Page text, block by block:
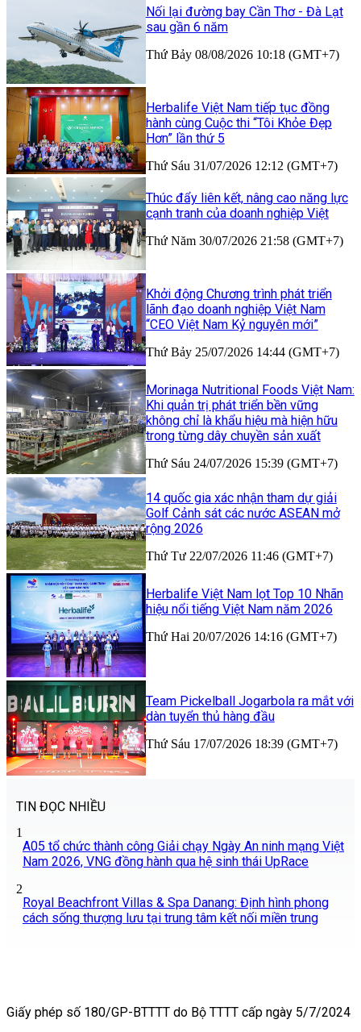
Nối lại đường bay Cần Thơ - Đà Lạt
sau gần 6 năm
Thứ Bảy 08/08/2026 10:18 (GMT+7)
Herbalife Việt Nam tiếp tục đồng
hành cùng Cuộc thi “Tôi Khỏe Đẹp
Hơn” lần thứ 5
Thứ Sáu 31/07/2026 12:12 (GMT+7)
Thúc đẩy liên kết, nâng cao năng lực
cạnh tranh của doanh nghiệp Việt
Thứ Năm 30/07/2026 21:58 (GMT+7)
Khởi động Chương trình phát triển
lãnh đạo doanh nghiệp Việt Nam
“CEO Việt Nam Kỷ nguyên mới”
Thứ Bảy 25/07/2026 14:44 (GMT+7)
Morinaga Nutritional Foods Việt Nam:
Khi quản trị phát triển bền vững
không chỉ là khẩu hiệu mà hiện hữu
trong từng dây chuyền sản xuất
Thứ Sáu 24/07/2026 15:39 (GMT+7)
14 quốc gia xác nhận tham dự giải
Golf Cảnh sát các nước ASEAN mở
rộng 2026
Thứ Tư 22/07/2026 11:46 (GMT+7)
Herbalife Việt Nam lọt Top 10 Nhãn
hiệu nổi tiếng Việt Nam năm 2026
Thứ Hai 20/07/2026 14:16 (GMT+7)
Team Pickelball Jogarbola ra mắt với
dàn tuyển thủ hàng đầu
Thứ Sáu 17/07/2026 18:39 (GMT+7)
TIN ĐỌC NHIỀU
1
A05 tổ chức thành công Giải chạy Ngày An ninh mạng Việt
Nam 2026, VNG đồng hành qua hệ sinh thái UpRace
2
Royal Beachfront Villas & Spa Danang: Định hình phong
cách sống thượng lưu tại trung tâm kết nối miền trung
Giấy phép số 180/GP-BTTTT do Bộ TTTT cấp ngày 5/7/2024